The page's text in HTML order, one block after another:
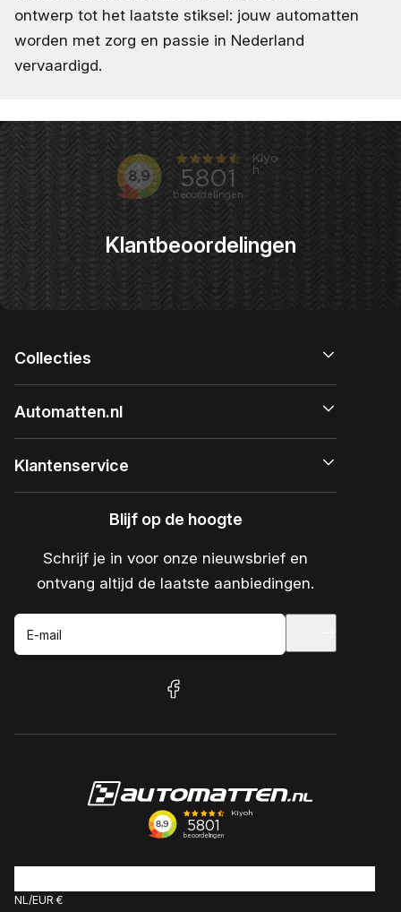
ontwerp tot het laatste stiksel: jouw automatten
worden met zorg en passie in Nederland
vervaardigd.
Klantbeoordelingen
Collecties
Automatten.nl
Klantenservice
Blijf op de hoogte
Schrijf je in voor onze nieuwsbrief en
ontvang altijd de laatste aanbiedingen.
E-mail
facebook
NL EUR €